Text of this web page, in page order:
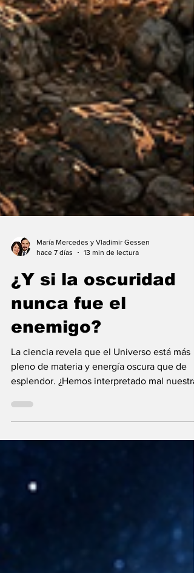
hace 7 días
13 min de lectura
¿Y si la oscuridad
nunca fue el
enemigo?
La ciencia revela que el Universo está más
pleno de materia y energía oscura que de
esplendor. ¿Hemos interpretado mal